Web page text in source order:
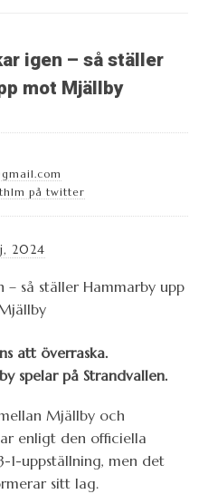
igen – så ställer
mot Mjällby
på twitter
2024
att överraska.
spelar på Strandvallen.
Mjällby och
enligt den officiella
1-uppställning, men det
sitt lag.